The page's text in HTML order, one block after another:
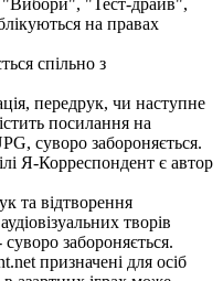
на правах
спільно з
передрук, чи наступне
посилання на
суворо забороняється.
Я-Корреспондент є автор
та відтворення
творів
забороняється.
призначені для осіб